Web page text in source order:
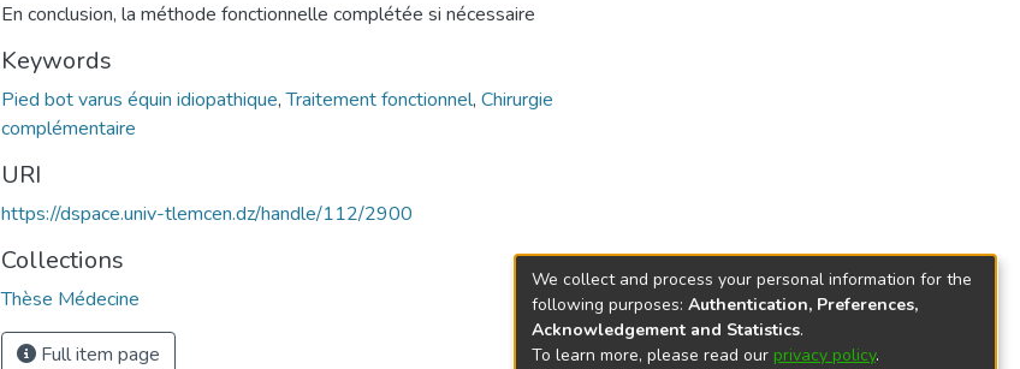
En conclusion, la méthode fonctionnelle complétée si nécessaire
Keywords
Pied bot varus équin idiopathique,Traitement fonctionnel, Chirurgie
complémentaire
URI
https://dspace.univ-tlemcen.dz/handle/112/2900
Collections
Thèse Médecine
Full item page
We collect and process your personal information for the
following purposes: Authentication, Preferences,
Acknowledgement and Statistics.
To learn more, please read our privacy policy.